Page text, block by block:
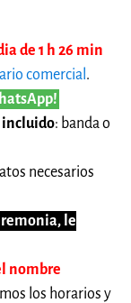
de 1 h 26 min
comercial .
incluido: banda o
necesarios
le
nombre
los horarios y